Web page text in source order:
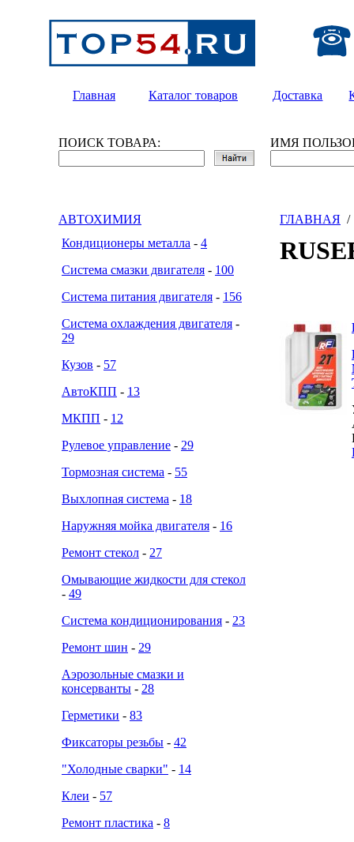
Главная Каталог товаров Доставка
ПОИСК ТОВАРА: ИМЯ
АВТОХИМИЯ
Кондиционеры металла - 4
Система смазки двигателя - 100
Система питания двигателя - 156
Система охлаждения двигателя -
29
Кузов - 57
АвтоКПП - 13
МКПП - 12
Рулевое управление - 29
Тормозная система - 55
Выхлопная система - 18
Наружняя мойка двигателя - 16
Ремонт стекол - 27
Омывающие жидкости для стекол
- 49
Система кондиционирования - 23
Ремонт шин - 29
Аэрозольные смазки и
консерванты - 28
Герметики - 83
Фиксаторы резьбы - 42
"Холодные сварки" - 14
Клеи - 57
Ремонт пластика - 8
ГЛАВНАЯ